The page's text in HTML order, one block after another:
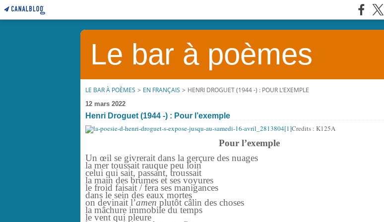
Le bar à poèmes
LE BAR À POÈMES > EN FRANÇAIS > HENRI DROGUET (1944 -) : POUR L’EXEMPLE
12 mars 2022
Henri Droguet (1944 -) : Pour l’exemple
Credits : K125A
Pour l’exemple
Un œil se givrerait dans la gerçure des nuages
la mer toussait rauque peu loin
celui qui sait, passant, troussait
la main des brumes et ses voyures
le froid faisait / fera ses manigances
dans le sein des eaux mortes
on devinait l’amen plutôt câlin des choses
la mâchure immobile du temps
le vent qui pleure